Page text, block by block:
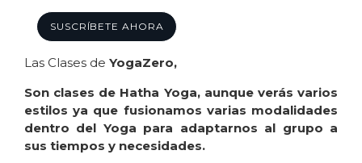
SUSCRÍBETE AHORA
Las Clases de YogaZero,
Son clases de Hatha Yoga, aunque verás varios
estilos ya que fusionamos varias modalidades
dentro del Yoga para adaptarnos al grupo a
sus tiempos y necesidades.